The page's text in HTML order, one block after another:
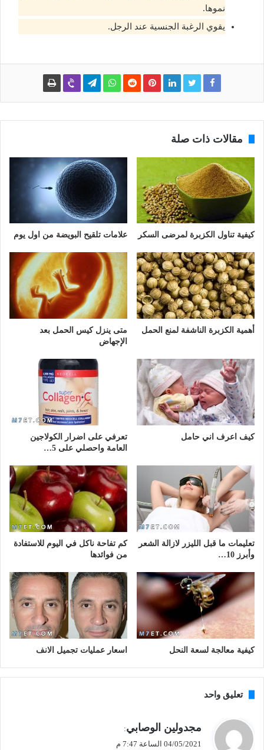
نموها.
يقوي الرغبة الجنسية عند الرجل.
مقالات ذات صلة
كيفية تناول الكزبرة لمرضى السكر علامات تلقيح البويضة من اول يوم
أهمية الكزبرة الناشفة لمنع الحمل
متى ينزل كيس الحمل بعد
الإجهاض
كيف اعرف اني حامل
تعرفي على اضرار الكولاجين
العامة واحصلي على 5…
تعليمات ما قبل الليزر لازالة الشعر
وأبرز 10…
كم تفاحة ناكل في اليوم للاستفادة
من فوائدها
كيفية معالجة لسعة النحل اسعار عمليات تجميل الانف
تعليق واحد
مجدولين الوصابي:
04/05/2021 الساعة 7:47 م